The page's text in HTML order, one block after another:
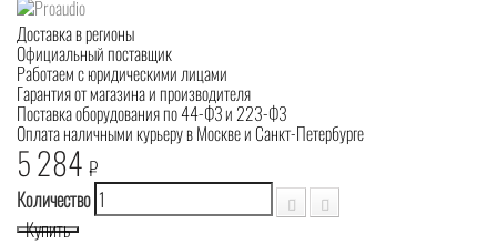
Доставка в регионы
Официальный поставщик
Работаем с юридическими лицами
Гарантия от магазина и производителя
Поставка оборудования по 44-ФЗ и 223-ФЗ
Оплата наличными курьеру в Москве и Санкт-Петербурге
5 284 ₽
Количество
Купить